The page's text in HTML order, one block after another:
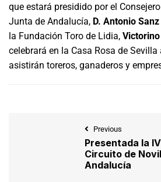
que estará presidido por el
Junta de Andalucía, D. Antonio Sanz
la Fundación Toro de Lidia,
celebrará en la Casa Rosa de
asistirán toreros, ganaderos y
Previous
Presentada la
Circuito de
Andalucía